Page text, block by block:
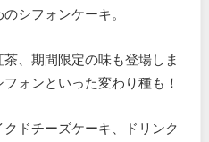
シフォンケーキ。
、期間限定の味も登場しま
ォンといった変わり種も！
ドチーズケーキ、ドリンク